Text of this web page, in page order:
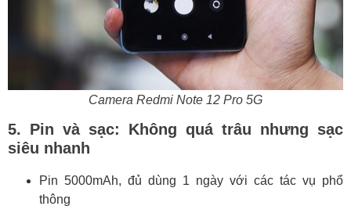
Camera Redmi Note 12 Pro 5G
5. Pin và sạc: Không quá trâu nhưng sạc
siêu nhanh
Pin 5000mAh, đủ dùng 1 ngày với các tác vụ phổ
thông